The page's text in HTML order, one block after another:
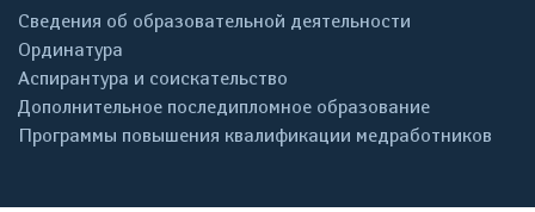
Сведения об образовательной деятельности
Ординатура
Аспирантура и соискательство
Дополнительное последипломное образование
Программы повышения квалификации медработников